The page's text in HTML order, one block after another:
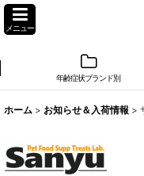
メニュー
年齢症状ブランド別
ホーム > お知らせ＆入荷情報 >